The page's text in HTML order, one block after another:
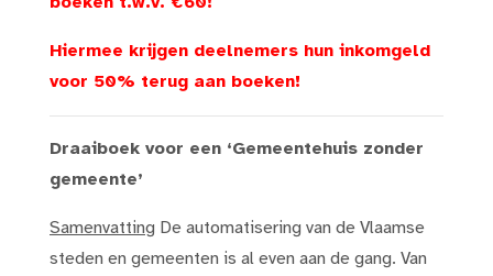
Hiermee krijgen deelnemers hun inkomgeld
voor 50% terug aan boeken!
Draaiboek voor een ‘Gemeentehuis zonder
gemeente’
Samenvatting De automatisering van de Vlaamse
steden en gemeenten is al even aan de gang. Van